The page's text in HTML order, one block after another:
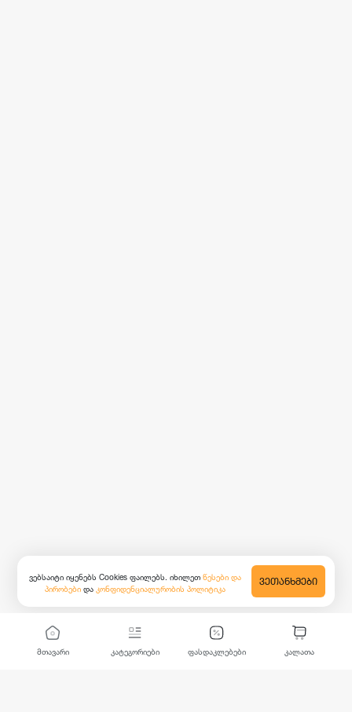
მთავარი კატეგორიები ფასდაკლებები კალათა
ვებსაიტი იყენებს Cookies ფაილებს. იხილეთ წესები და
პირობები და კონფიდენციალურობის პოლიტიკა
ᲕᲔᲗᲐᲜᲮᲛᲔᲑᲘ